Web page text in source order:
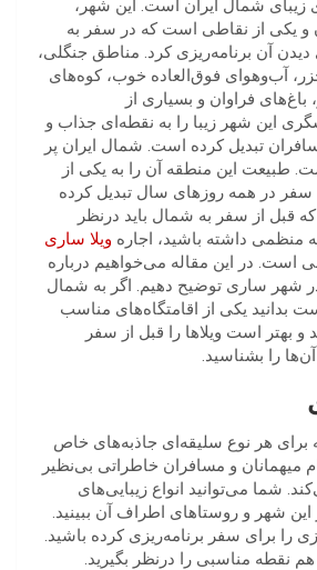
شمال ایران است. این شهر،
و یکی از نقاطی است که در سفر به
آن برنامه‌ریزی کرد. مناطق جنگلی،
آب‌و‌هوای فوق‌العاده خوب، کوه‌های
فراوان و بسیاری از
این شهر زیبا را به نقطه‌ای جذاب و
تبدیل کرده است. شمال ایران پر
طبیعت این منطقه آن را به یکی از
سفر در همه روزهای سال تبدیل کرده
قبل از سفر به شمال باید درنظر
منظمی داشته باشید، اجاره ویلا ساری
است. در این مقاله می‌خواهیم درباره
شهر ساری توضیح دهیم. اگر به شمال
بدانید یکی از اقامتگاه‌های مناسب
و بهتر است ویلاها را قبل از سفر
را بشناسید.
هر نوع سلیقه‌ای جاذبه‌های خاص
میهمانان و مسافران خاطراتی بی‌نظیر
شما می‌توانید انواع زیبایی‌های
شهر و روستاهای اطراف آن ببینید.
را برای سفر برنامه‌ریزی کرده باشید.
نقطه مناسبی را درنظر بگیرید.